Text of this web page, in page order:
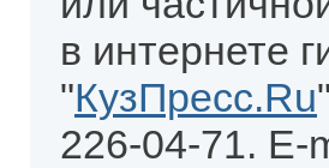
в интернете
"КузПресс.Ru
226-04-71. E-